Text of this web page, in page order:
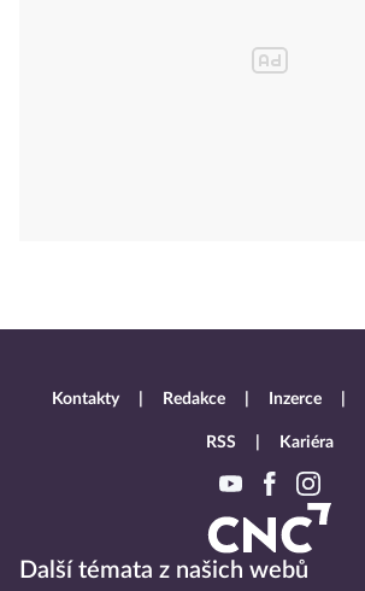
Další témata z našich webů
Kontakty Redakce Inzerce
RSS Kariéra